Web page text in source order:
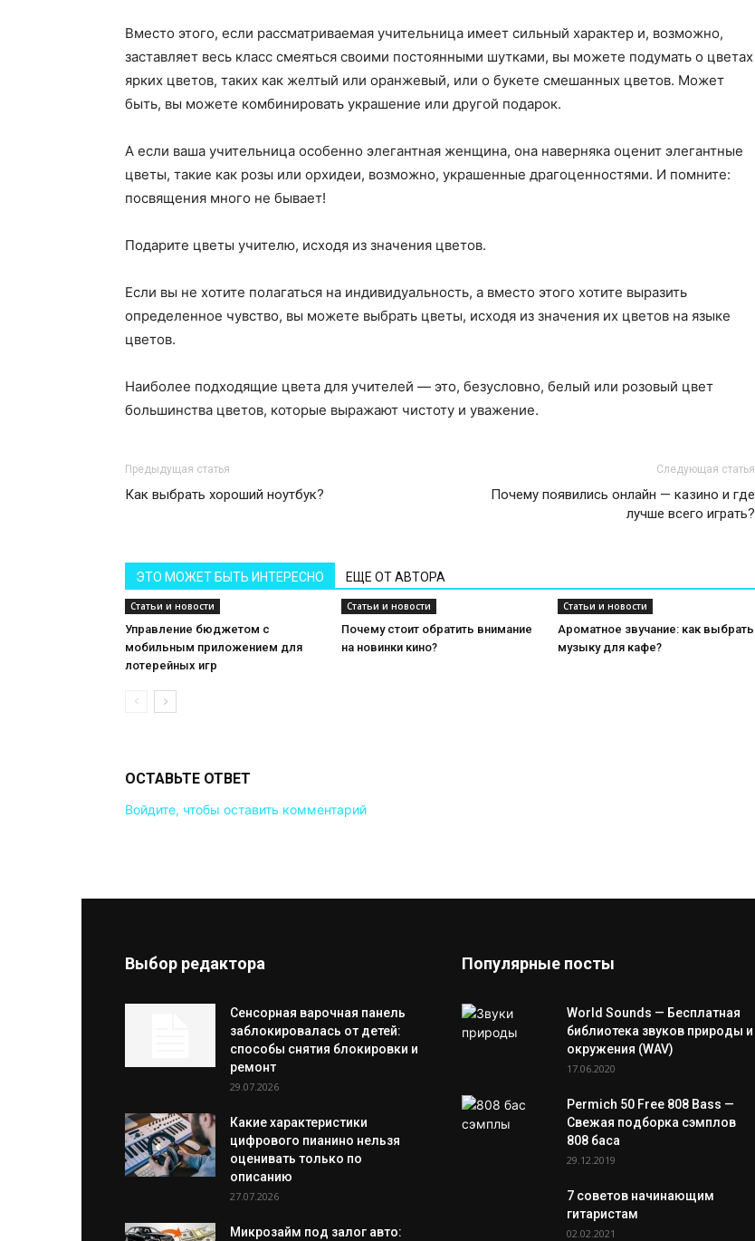
Вместо этого, если рассматриваемая учительница имеет сильный характер и, возможно,
заставляет весь класс смеяться своими постоянными шутками, вы можете подумать о цветах
ярких цветов, таких как желтый или оранжевый, или о букете смешанных цветов. Может
быть, вы можете комбинировать украшение или другой подарок.
А если ваша учительница особенно элегантная женщина, она наверняка оценит элегантные
цветы, такие как розы или орхидеи, возможно, украшенные драгоценностями. И помните:
посвящения много не бывает!
Подарите цветы учителю, исходя из значения цветов.
Если вы не хотите полагаться на индивидуальность, а вместо этого хотите выразить
определенное чувство, вы можете выбрать цветы, исходя из значения их цветов на языке
цветов.
Наиболее подходящие цвета для учителей — это, безусловно, белый или розовый цвет
большинства цветов, которые выражают чистоту и уважение.
Предыдущая статья
Как выбрать хороший ноутбук?
Следующая статья
Почему появились онлайн — казино и где
лучше всего играть?
ЭТО МОЖЕТ БЫТЬ ИНТЕРЕСНО ЕЩЕ ОТ АВТОРА
Статьи и новости
Управление бюджетом с
мобильным приложением для
лотерейных игр
Статьи и новости
Почему стоит обратить внимание
на новинки кино?
Статьи и новости
Ароматное звучание: как выбрать
музыку для кафе?
ОСТАВЬТЕ ОТВЕТ
Войдите, чтобы оставить комментарий
Выбор редактора
Сенсорная варочная панель
заблокировалась от детей:
способы снятия блокировки и
ремонт
29.07.2026
Какие характеристики
цифрового пианино нельзя
оценивать только по
описанию
27.07.2026
Микрозайм под залог авто:
Популярные посты
World Sounds — Бесплатная
библиотека звуков природы и
окружения (WAV)
17.06.2020
Permich 50 Free 808 Bass —
Свежая подборка сэмплов
808 баса
29.12.2019
7 советов начинающим
гитаристам
02.02.2021